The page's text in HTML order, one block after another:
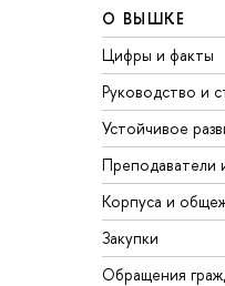
О ВЫШКЕ
Цифры и факты
Руководство и
Устойчивое
Преподаватели
Корпуса и
Закупки
Обращения